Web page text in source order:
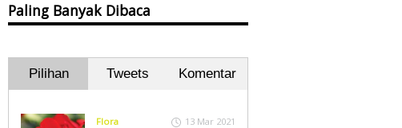
Paling Banyak Dibaca
Pilihan Tweets Komentar
Flora 13 Mar 2021